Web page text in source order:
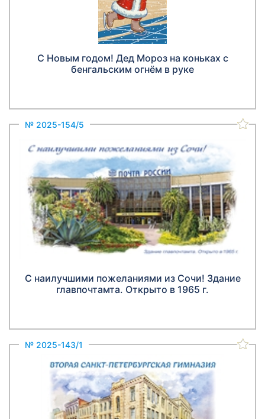
С Новым годом! Дед Мороз на коньках с
бенгальским огнём в руке
№ 2025-154/5
С наилучшими пожеланиями из Сочи! Здание
главпочтамта. Открыто в 1965 г.
№ 2025-143/1